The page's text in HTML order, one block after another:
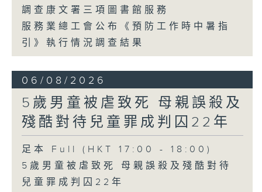
調查康文署三項圖書館服務
服務業總工會公布《預防工作時中暑指
引》執行情況調查結果
06/08/2026
5歲男童被虐致死 母親誤殺及
殘酷對待兒童罪成判囚22年
足本 Full (HKT 17:00 - 18:00)
5歲男童被虐致死 母親誤殺及殘酷對待
兒童罪成判囚22年